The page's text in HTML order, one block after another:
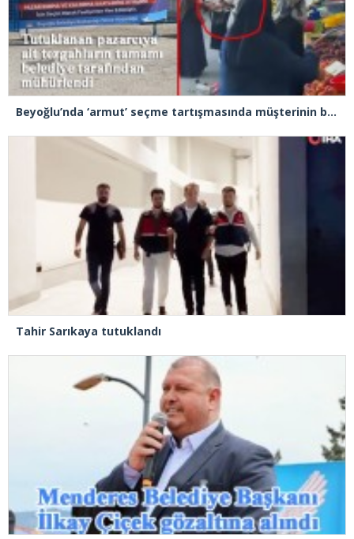
Beyoğlu’nda ‘armut’ seçme tartışmasında müşterinin başına kalas fırlatan pazarcı tutuklandı
Tahir Sarıkaya tutuklandı